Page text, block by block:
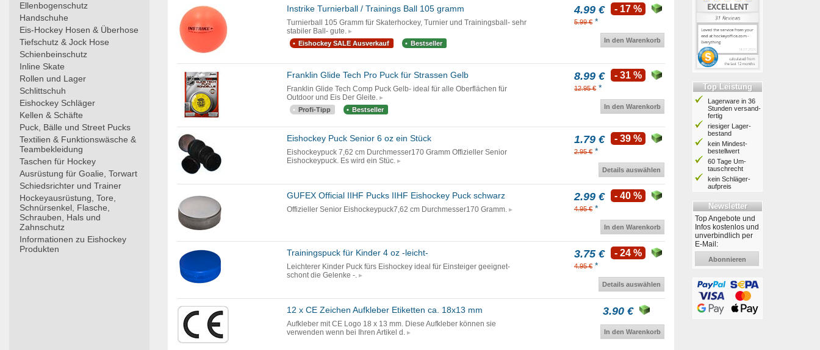
Ellenbogenschutz
Handschuhe
Eis-Hockey Hosen & Überhose
Tiefschutz & Jock Hose
Schienbeinschutz
Inline Skate
Rollen und Lager
Schlittschuh
Eishockey Schläger
Kellen & Schäfte
Puck, Bälle und Street Pucks
Textilien & Funktionswäsche &
Teambekleidung
Taschen für Hockey
Ausrüstung für Goalie, Torwart
Schiedsrichter und Trainer
Hockeyausrüstung, Tore,
Schnürsenkel, Flasche,
Schrauben, Hals und
Zahnschutz
Informationen zu Eishockey
Produkten
Instrike Turnierball / Trainings Ball 105 gramm
Turnierball 105 Gramm für Skaterhockey, Turnier und Trainingsball- sehr
stabiler Ball- gute.
Eishockey SALE Ausverkauf Bestseller
4.99 €
5.99 € *
- 17 %
In den Warenkorb
Franklin Glide Tech Pro Puck für Strassen Gelb
Franklin Glide Tech Comp Puck Gelb- ideal für alle Oberflächen für
Outdoor und Eis Der Gleite.
Profi-Tipp Bestseller
8.99 €
12.95 € *
- 31 %
In den Warenkorb
Eishockey Puck Senior 6 oz ein Stück
Eishockeypuck 7,62 cm Durchmesser170 Gramm Offizieller Senior
Eishockeypuck. Es wird ein Stüc.
1.79 €
2.95 € *
- 39 %
Details auswählen
GUFEX Official IIHF Pucks IIHF Eishockey Puck schwarz
Offizieller Senior Eishockeypuck7,62 cm Durchmesser170 Gramm.
2.99 €
4.95 € *
- 40 %
In den Warenkorb
Trainingspuck für Kinder 4 oz -leicht-
Leichterer Kinder Puck fürs Eishockey ideal für Einsteiger geeignet-
schont die Gelenke -.
3.75 €
4.95 € *
- 24 %
Details auswählen
12 x CE Zeichen Aufkleber Etiketten ca. 18x13 mm
Aufkleber mit CE Logo 18 x 13 mm. Diese Aufkleber können sie
verwenden wenn bei Ihren Artikel d.
3.90 €
In den Warenkorb
Top Leistung
Lagerware in 36
Stunden ver­sand­
fertig
riesiger Lager­
bestand
kein Mindest­
bestell­wert
60 Tage Um­
tausch­recht
kein Schläger­
aufpreis
Newsletter
Top Angebote und
Infos kostenlos und
unverbindlich per
E-Mail:
Abonnieren